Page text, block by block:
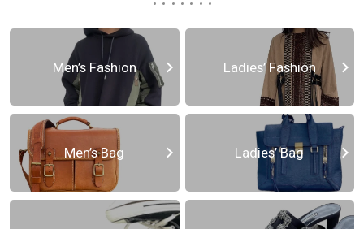
Men’s Fashion Ladies’ Fashion
Men’s Bag Ladies’ Bag